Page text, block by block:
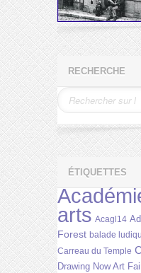
RECHERCHE
ÉTIQUETTES
arts Acagl14
Forest balade
Carreau du Temple
Drawing Now Art